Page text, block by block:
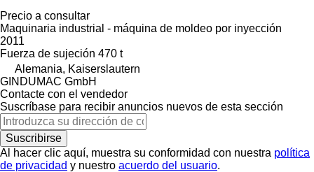
Precio a consultar
Maquinaria industrial - máquina de moldeo por inyección
2011
Fuerza de sujeción 470 t
Alemania, Kaiserslautern
GINDUMAC GmbH
Contacte con el vendedor
Suscríbase para recibir anuncios nuevos de esta sección
Suscribirse
Al hacer clic aquí, muestra su conformidad con nuestra política
de privacidad y nuestro acuerdo del usuario.